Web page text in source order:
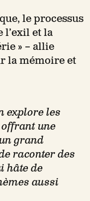
le processus
l’exil et la
» – allie
la mémoire et
explore les
une
grand
raconter des
hâte de
aussi